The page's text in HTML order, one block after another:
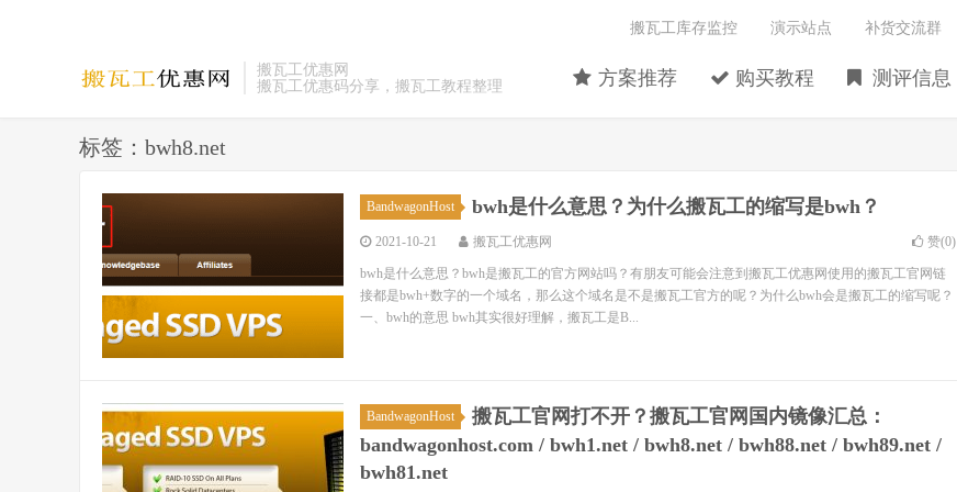
搬瓦工优惠网
搬瓦工优惠码分享，搬瓦工教程整理
方案推荐 购买教程 测评信息
搬瓦工库存监控 演示站点 补货交流群
标签：bwh8.net
BandwagonHost bwh是什么意思？为什么搬瓦工的缩写是bwh？
2021-10-21 搬瓦工优惠网 赞(0)
bwh是什么意思？bwh是搬瓦工的官方网站吗？有朋友可能会注意到搬瓦工优惠网使用的搬瓦工官网链
接都是bwh+数字的一个域名，那么这个域名是不是搬瓦工官方的呢？为什么bwh会是搬瓦工的缩写呢？
一、bwh的意思 bwh其实很好理解，搬瓦工是B...
BandwagonHost
搬瓦工官网打不开？搬瓦工官网国内镜像汇总：
bandwagonhost.com / bwh1.net / bwh8.net / bwh88.net / bwh89.net /
bwh81.net